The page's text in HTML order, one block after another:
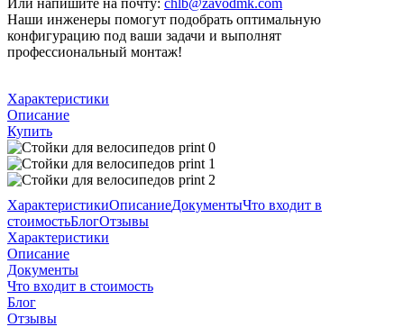
Наши инженеры помогут подобрать оптимальную
конфигурацию под ваши задачи и выполнят
профессиональный монтаж!
Характеристики
Описание
Купить
ХарактеристикиОписаниеДокументыЧто входит в
стоимостьБлогОтзывы
Характеристики
Описание
Документы
Что входит в стоимость
Блог
Отзывы